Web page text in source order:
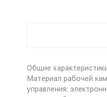
Общие
Материал рабочей
управления: